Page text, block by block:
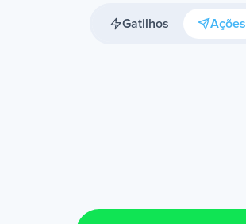
Gatilhos Ações